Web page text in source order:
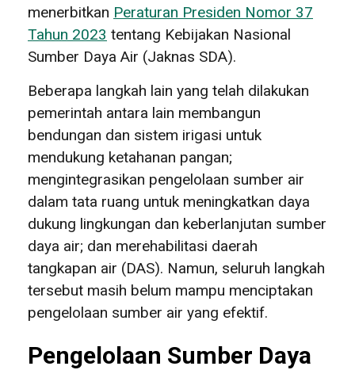
menerbitkan Peraturan Presiden Nomor 37
Tahun 2023 tentang Kebijakan Nasional
Sumber Daya Air (Jaknas SDA).
Beberapa langkah lain yang telah dilakukan
pemerintah antara lain membangun
bendungan dan sistem irigasi untuk
mendukung ketahanan pangan;
mengintegrasikan pengelolaan sumber air
dalam tata ruang untuk meningkatkan daya
dukung lingkungan dan keberlanjutan sumber
daya air; dan merehabilitasi daerah
tangkapan air (DAS). Namun, seluruh langkah
tersebut masih belum mampu menciptakan
pengelolaan sumber air yang efektif.
Pengelolaan Sumber Daya